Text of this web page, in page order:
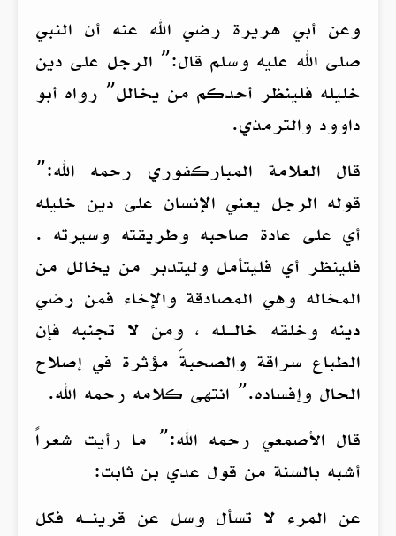
وعن أبي هريرة رضي الله عنه أن النبي
صلى الله عليه وسلم قال:” الرجل على دين
خليله فلينظر أحدكم من يخالل” رواه أبو
داوود والترمذي.
قال العلامة المباركفوري رحمه الله:”
قوله الرجل يعني الإنسان على دين خليله
أي على عادة صاحبه وطريقته وسيرته .
فلينظر أي فليتأمل وليتدبر من يخالل من
المخاله وهي المصادقة والإخاء فمن رضي
دينه وخلقه خالـله ، ومن لا تجنبه فإن
الطباع سراقة والصحبةَ مؤثرة في إصلاح
الحال وإفساده.” انتهى كلامه رحمه الله.
قال الأصمعي رحمه الله:” ما رأيت شعراً
أشبه بالسنة من قول عدي بن ثابت:
عن المرء لا تسأل وسل عن قرينـه فكل